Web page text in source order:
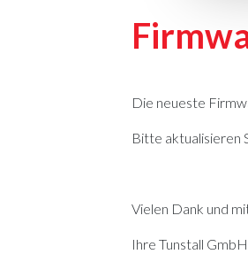
Die neueste
Bitte aktualisieren
Vielen Dank und
Ihre Tunstall GmbH